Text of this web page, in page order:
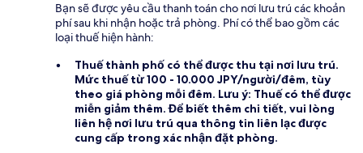
Bạn sẽ được yêu cầu thanh toán cho nơi lưu trú các khoản
phí sau khi nhận hoặc trả phòng. Phí có thể bao gồm các
loại thuế hiện hành:
Thuế thành phố có thể được thu tại nơi lưu trú.
Mức thuế từ 100 - 10.000 JPY/người/đêm, tùy
theo giá phòng mỗi đêm. Lưu ý: Thuế có thể được
miễn giảm thêm. Để biết thêm chi tiết, vui lòng
liên hệ nơi lưu trú qua thông tin liên lạc được
cung cấp trong xác nhận đặt phòng.